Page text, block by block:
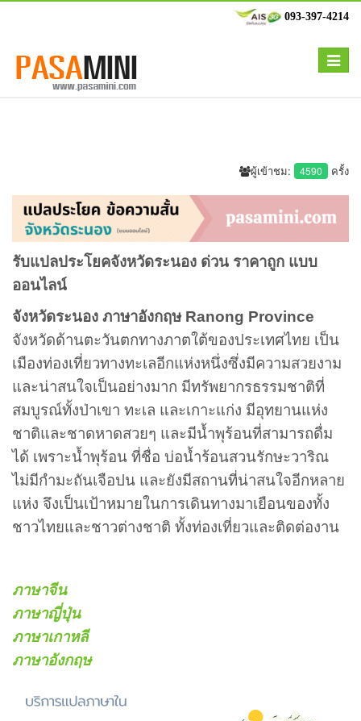
093-397-4214
Toggle
ผู้เข้าชม: 4590 ครั้ง
รับแปลประโยคจังหวัดระนอง ด่วน ราคาถูก แบบ
ออนไลน์
จังหวัดระนอง ภาษาอังกฤษ Ranong Province
จังหวัดด้านตะวันตกทางภาตใต้ของประเทศไทย เป็น
เมืองท่องเที่ยวทางทะเลอีกแห่งหนึ่งซึ่งมีความสวยงาม
และน่าสนใจเป็นอย่างมาก มีทรัพยากรธรรมชาติที่
สมบูรณ์ทั้งป่าเขา ทะเล และเกาะแก่ง มีอุทยานแห่ง
ชาติและชาดหาดสวยๆ และมีน้ำพุร้อนที่สามารถดื่ม
ได้ เพราะน้ำพุร้อน ที่ชื่อ บ่อน้ำร้อนสวนรักษะวาริณ
ไม่มีกำมะถันเจือปน และยังมีสถานที่น่าสนใจอีกหลาย
แห่ง จึงเป็นเป้าหมายในการเดินทางมาเยือนของทั้ง
ชาวไทยและชาวต่างชาติ ทั้งท่องเที่ยวและติดต่องาน
ภาษาจีน
ภาษาญี่ปุ่น
ภาษาเกาหลี
ภาษาอังกฤษ